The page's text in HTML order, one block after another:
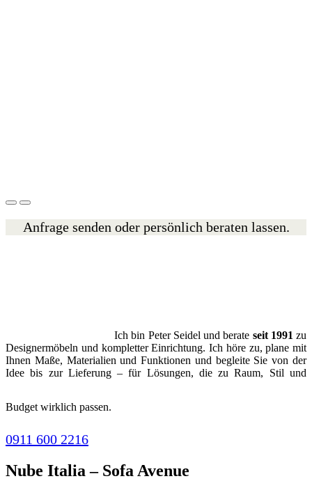
Anfrage senden oder persönlich beraten lassen.
Ich bin Peter Seidel und berate seit 1991 zu
Designermöbeln und kompletter Einrichtung. Ich höre zu, plane mit
Ihnen Maße, Materialien und Funktionen und begleite Sie von der
Idee bis zur Lieferung – für Lösungen, die zu Raum, Stil und
Budget wirklich passen.
0911 600 2216
Nube Italia – Sofa Avenue